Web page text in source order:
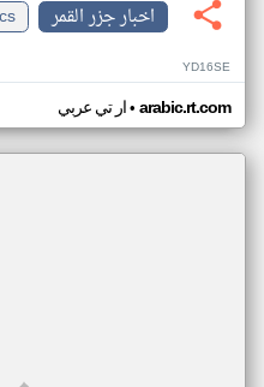
اخبار جزر القمر
YD16SE
ار تي عربي• arabic.rt.com